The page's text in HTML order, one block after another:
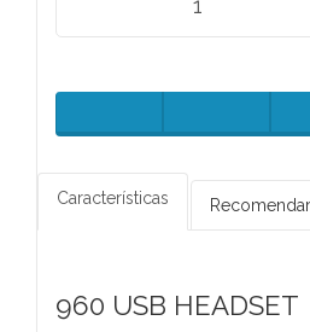
Características
960 USB HEADSET